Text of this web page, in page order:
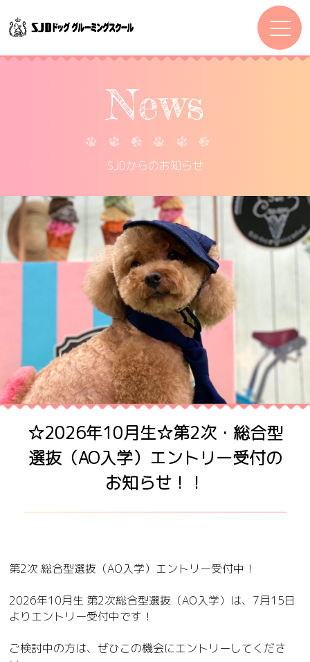
News
SJDからのお知らせ
☆2026年10月生☆第2次・総合型
選抜（AO入学）エントリー受付の
お知らせ！！
第2次 総合型選抜（AO入学）エントリー受付中！
2026年10月生 第2次総合型選抜（AO入学）は、7月15日
よりエントリー受付中です！
ご検討中の方は、ぜひこの機会にエントリーしてくださ